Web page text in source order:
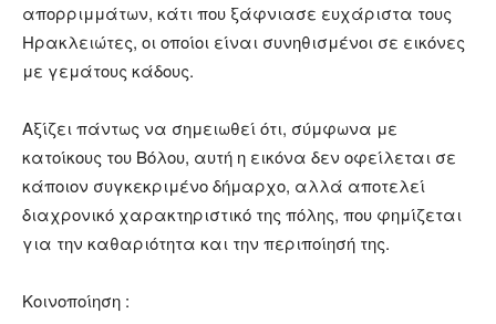
απορριμμάτων, κάτι που ξάφνιασε ευχάριστα τους
Ηρακλειώτες, οι οποίοι είναι συνηθισμένοι σε εικόνες
με γεμάτους κάδους.
Αξίζει πάντως να σημειωθεί ότι, σύμφωνα με
κατοίκους του Βόλου, αυτή η εικόνα δεν οφείλεται σε
κάποιον συγκεκριμένο δήμαρχο, αλλά αποτελεί
διαχρονικό χαρακτηριστικό της πόλης, που φημίζεται
για την καθαριότητα και την περιποίησή της.
Κοινοποίηση :